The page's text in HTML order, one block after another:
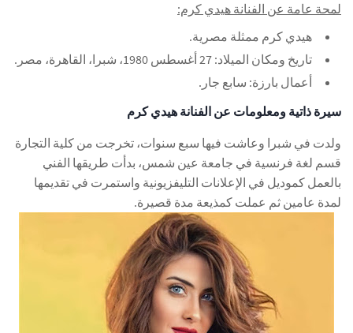
لمحة عامة عن الفنانة هيدي كرم:
هيدي كرم ممثلة مصرية.
تاريخ ومكان الميلاد: 27 أغسطس 1980، شبرا، القاهرة، مصر.
أعمال بارزة: سابع جار.
سيرة ذاتية ومعلومات عن الفنانة هيدي كرم
ولدت في شبرا وعاشت فيها سبع سنوات، تخرجت من كلية التجارة
قسم لغة فرنسية في جامعة عين شمس، بدأت طريقها الفني
بالعمل كموديل في الإعلانات التليفزيونية واستمرت في تقديمها
لمدة عامين ثم عملت كمذيعة مدة قصيرة.